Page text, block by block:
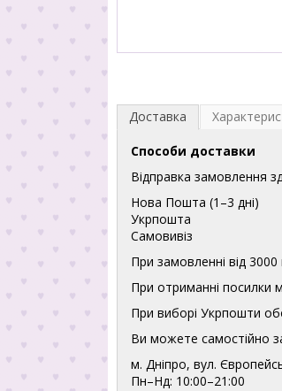
Доставка
Способи доставки
Відправка замовлення
Нова Пошта (1–3 дні)
Укрпошта
Самовивіз
При замовленні від
При отриманні посилки
При виборі Укрпошти
Ви можете самостійно
м. Дніпро, вул.
Пн–Нд: 10:00–21:00